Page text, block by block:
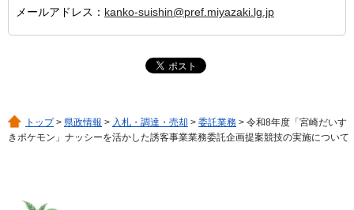
メールアドレス： kanko-suishin@pref.miyazaki.lg.jp
トップ> 県政情報 > 入札・調達・売却 > 委託業務 > 令和8年度「宮崎だいす
きポケモン」ナッシーを活かした誘客事業業務委託企画提案競技の実施について